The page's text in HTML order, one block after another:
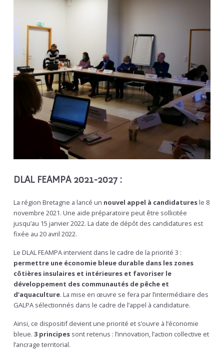
DLAL FEAMPA 2021-2027 :
La région Bretagne a lancé un nouvel appel à candidatures le 8
novembre 2021. Une aide préparatoire peut être sollicitée
jusqu’au 15 janvier 2022. La date de dépôt des candidatures est
fixée au 20 avril 2022.
Le DLAL FEAMPA intervient dans le cadre de la priorité 3 :
permettre une économie bleue durable dans les zones
côtières insulaires et intérieures et favoriser le
développement des communautés de pêche et
d’aquaculture. La mise en œuvre se fera par l’intermédiaire des
GALPA sélectionnés dans le cadre de l’appel à candidature.
Ainsi, ce dispositif devient une priorité et s’ouvre à l’économie
bleue. 3 principes sont retenus : l’innovation, l’action collective et
l’ancrage territorial.